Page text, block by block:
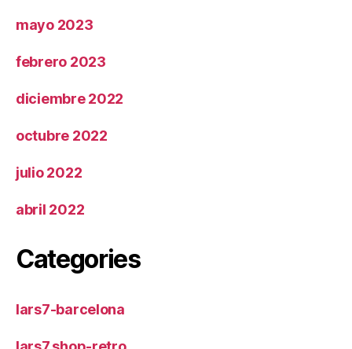
mayo 2023
febrero 2023
diciembre 2022
octubre 2022
julio 2022
abril 2022
Categories
lars7-barcelona